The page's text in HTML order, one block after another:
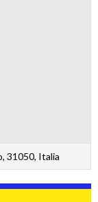
31050, Italia